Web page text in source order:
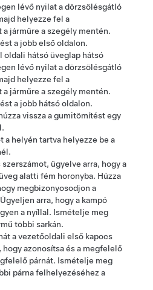
lévő nyilat a dörzsölésgátló
helyezze fel a
járműre a szegély mentén.
a jobb első oldalon.
oldali hátsó üveglap hátsó
lévő nyilat a dörzsölésgátló
helyezze fel a
járműre a szegély mentén.
a jobb hátsó oldalon.
vissza a gumitömítést egy
a helyén tartva helyezze be a
ügyelve arra, hogy a
alatti fém horonyba. Húzza
megbizonyosodjon a
arra, hogy a kampó
a nyíllal. Ismételje meg
többi sarkán.
a vezetőoldali első kapocs
azonosítsa és a megfelelő
párnát. Ismételje meg
párna felhelyezéséhez a